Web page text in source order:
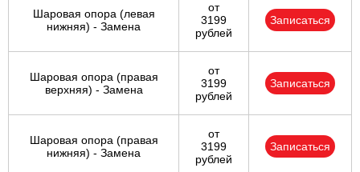
Шаровая опора (левая
нижняя) - Замена
от
3199
рублей
Записаться
Шаровая опора (правая
верхняя) - Замена
от
3199
рублей
Записаться
Шаровая опора (правая
нижняя) - Замена
от
3199
рублей
Записаться